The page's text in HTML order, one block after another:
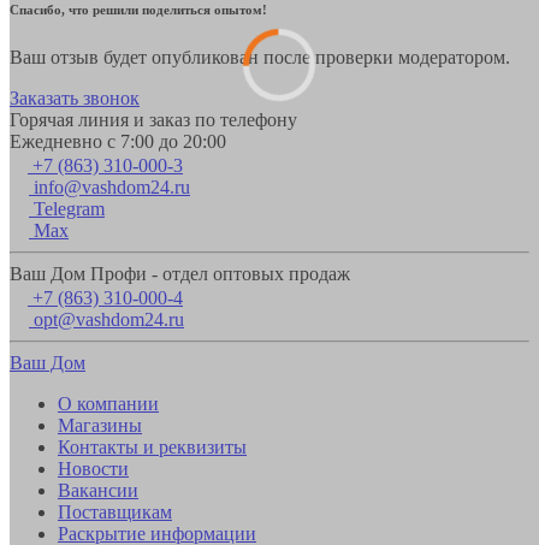
Спасибо, что решили поделиться опытом!
Ваш отзыв будет опубликован после проверки модератором.
Заказать звонок
Горячая линия и заказ по телефону
Ежедневно с 7:00 до 20:00
+7 (863) 310-000-3
info@vashdom24.ru
Telegram
Max
Ваш Дом Профи - отдел оптовых продаж
+7 (863) 310-000-4
opt@vashdom24.ru
Ваш Дом
О компании
Магазины
Контакты и реквизиты
Новости
Вакансии
Поставщикам
Раскрытие информации